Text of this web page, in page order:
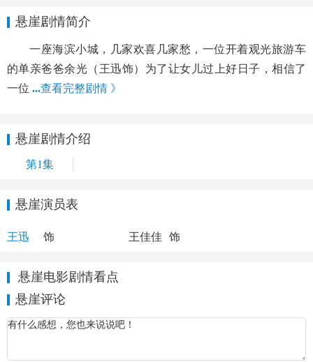
悬崖剧情简介
一座海滨小城，几家欢喜几家愁，一位开着观光旅游车
的单亲爸爸余光（王迅饰）为了让女儿过上好日子，相信了
一位 ...查看完整剧情 》
悬崖剧情介绍
第1集
悬崖演员表
余光
王迅
饰
王佳佳
饰
悬崖电影剧情看点
悬崖评论